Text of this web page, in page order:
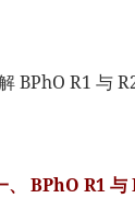
BPhO R1 与
、 BPhO R1 与